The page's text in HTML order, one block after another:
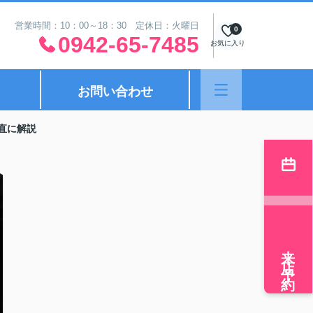
営業時間：10：00～18：30 定休日：火曜日
0942-65-7485 お気に入り
0
お問い合わせ
に解説
来店予約